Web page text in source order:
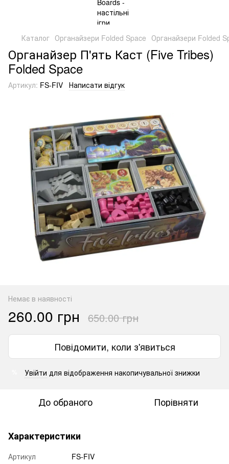
Каталог Органайзери Folded Space Органайзери Folded
Органайзер П'ять Каст (Five Tribes)
Folded Space
Артикул: FS-FIV Написати відгук
Немає в наявності
260.00 грн 650.00 грн
Повідомити, коли з'явиться
Увійти для відображення накопичувальної знижки
До обраного Порівняти
Характеристики
Артикул
FS-FIV